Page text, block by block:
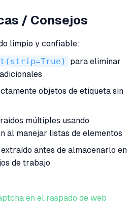
/ Consejos
limpio y confiable:
para eliminar
objetos de etiqueta sin
múltiples usando
al manejar listas de elementos
antes de almacenarlo en
de trabajo
en el raspado de web